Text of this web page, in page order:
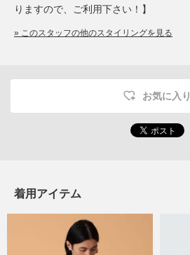
りますので、ご利用下さい！】
» このスタッフの他のスタイリングを見る
お気に入り
着用アイテム